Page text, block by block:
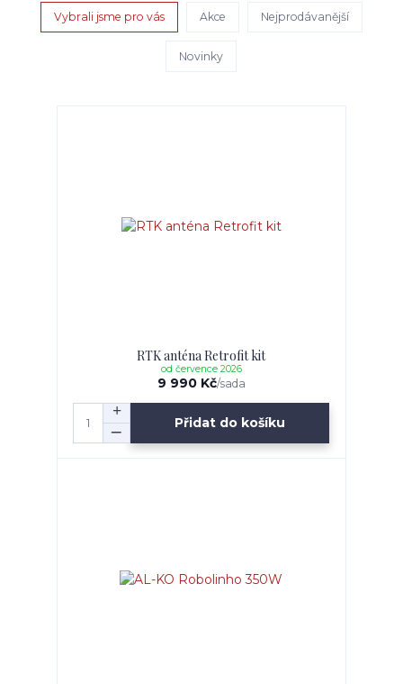
Vybrali jsme pro vás Akce Nejprodávanější
Novinky
RTK anténa Retrofit kit
9 990 Kč/sada
od července 2026
Přidat do košíku